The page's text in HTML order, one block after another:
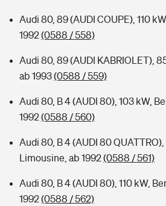
Audi 80, 89 (AUDI COUPE), 110
1992(0588 / 558)
Audi 80, 89 (AUDI KABRIOLET),
ab 1993(0588 / 559)
Audi 80, B 4 (AUDI 80), 103 kW,
1992(0588 / 560)
Audi 80, B 4 (AUDI 80 QUATTRO),
Limousine, ab 1992(0588 / 561)
Audi 80, B 4 (AUDI 80), 110 kW,
1992(0588 / 562)